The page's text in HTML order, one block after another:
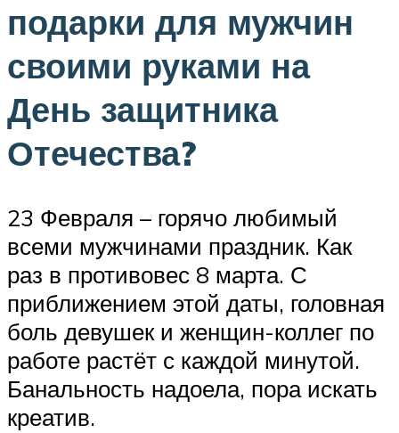
подарки для мужчин
своими руками на
День защитника
Отечества?
23 Февраля – горячо любимый
всеми мужчинами праздник. Как
раз в противовес 8 марта. С
приближением этой даты, головная
боль девушек и женщин-коллег по
работе растёт с каждой минутой.
Банальность надоела, пора искать
креатив.